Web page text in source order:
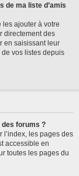
de ma liste d’amis
les ajouter à votre
directement des
en saisissant leur
de vos listes depuis
des forums ?
l’index, les pages des
accessible en
toutes les pages du